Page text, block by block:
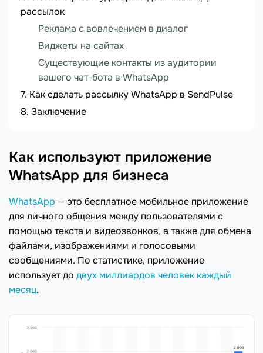
рассылок
Реклама с вовлечением в диалог
Виджеты на сайтах
Существующие контакты из аудитории
вашего чат-бота в WhatsApp
Как сделать рассылку WhatsApp в SendPulse
Заключение
Как используют приложение
WhatsApp для бизнеса
WhatsApp — это бесплатное мобильное приложение
для личного общения между пользователями с
помощью текста и видеозвонков, а также для обмена
файлами, изображениями и голосовыми
сообщениями. По статистике, приложение
использует до двух миллиардов человек каждый
месяц.